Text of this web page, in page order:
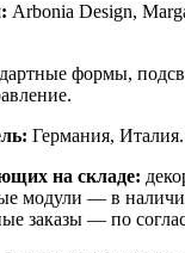
Arbonia Design,
формы,
Германия, Италия.
на складе:
модули — в
заказы — по